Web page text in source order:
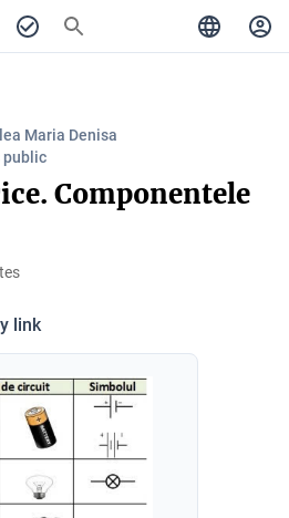
Maria Denisa
public
Componentele
link